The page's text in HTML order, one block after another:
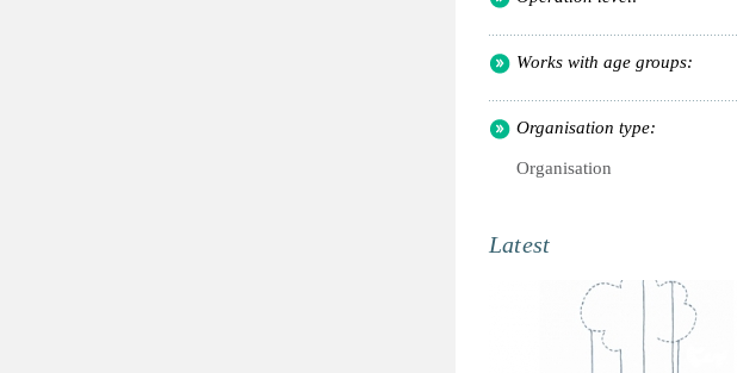
Works with age groups:
Organisation type:
Organisation
Latest